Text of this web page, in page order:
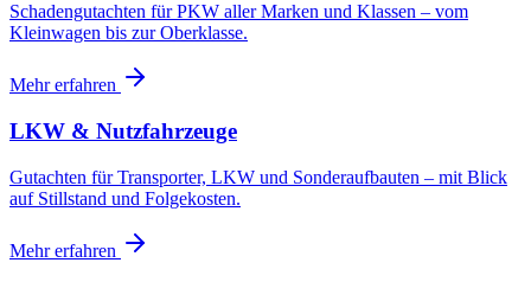
Schadengutachten für PKW aller Marken und Klassen – vom
Kleinwagen bis zur Oberklasse.
Mehr erfahren
LKW & Nutzfahrzeuge
Gutachten für Transporter, LKW und Sonderaufbauten – mit Blick
auf Stillstand und Folgekosten.
Mehr erfahren